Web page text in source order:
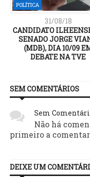
POLÍTICA
31/08/18
CANDIDATO
SENADO JORGE
(MDB), DIA 10/09
DEBATE NA TVE
SEM COMENTÁRIOS
Sem
Não há
primeiro a
DEIXE UM